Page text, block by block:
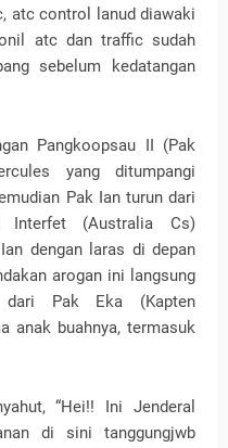
atc control lanud diawaki
atc dan traffic sudah
sebelum kedatangan
Pangkoopsau II (Pak
yang ditumpangi
Pak Ian turun dari
Interfet (Australia Cs)
dengan laras di depan
arogan ini langsung
dari Pak Eka (Kapten
anak buahnya, termasuk
“Hei!! Ini Jenderal
di sini tanggungjwb